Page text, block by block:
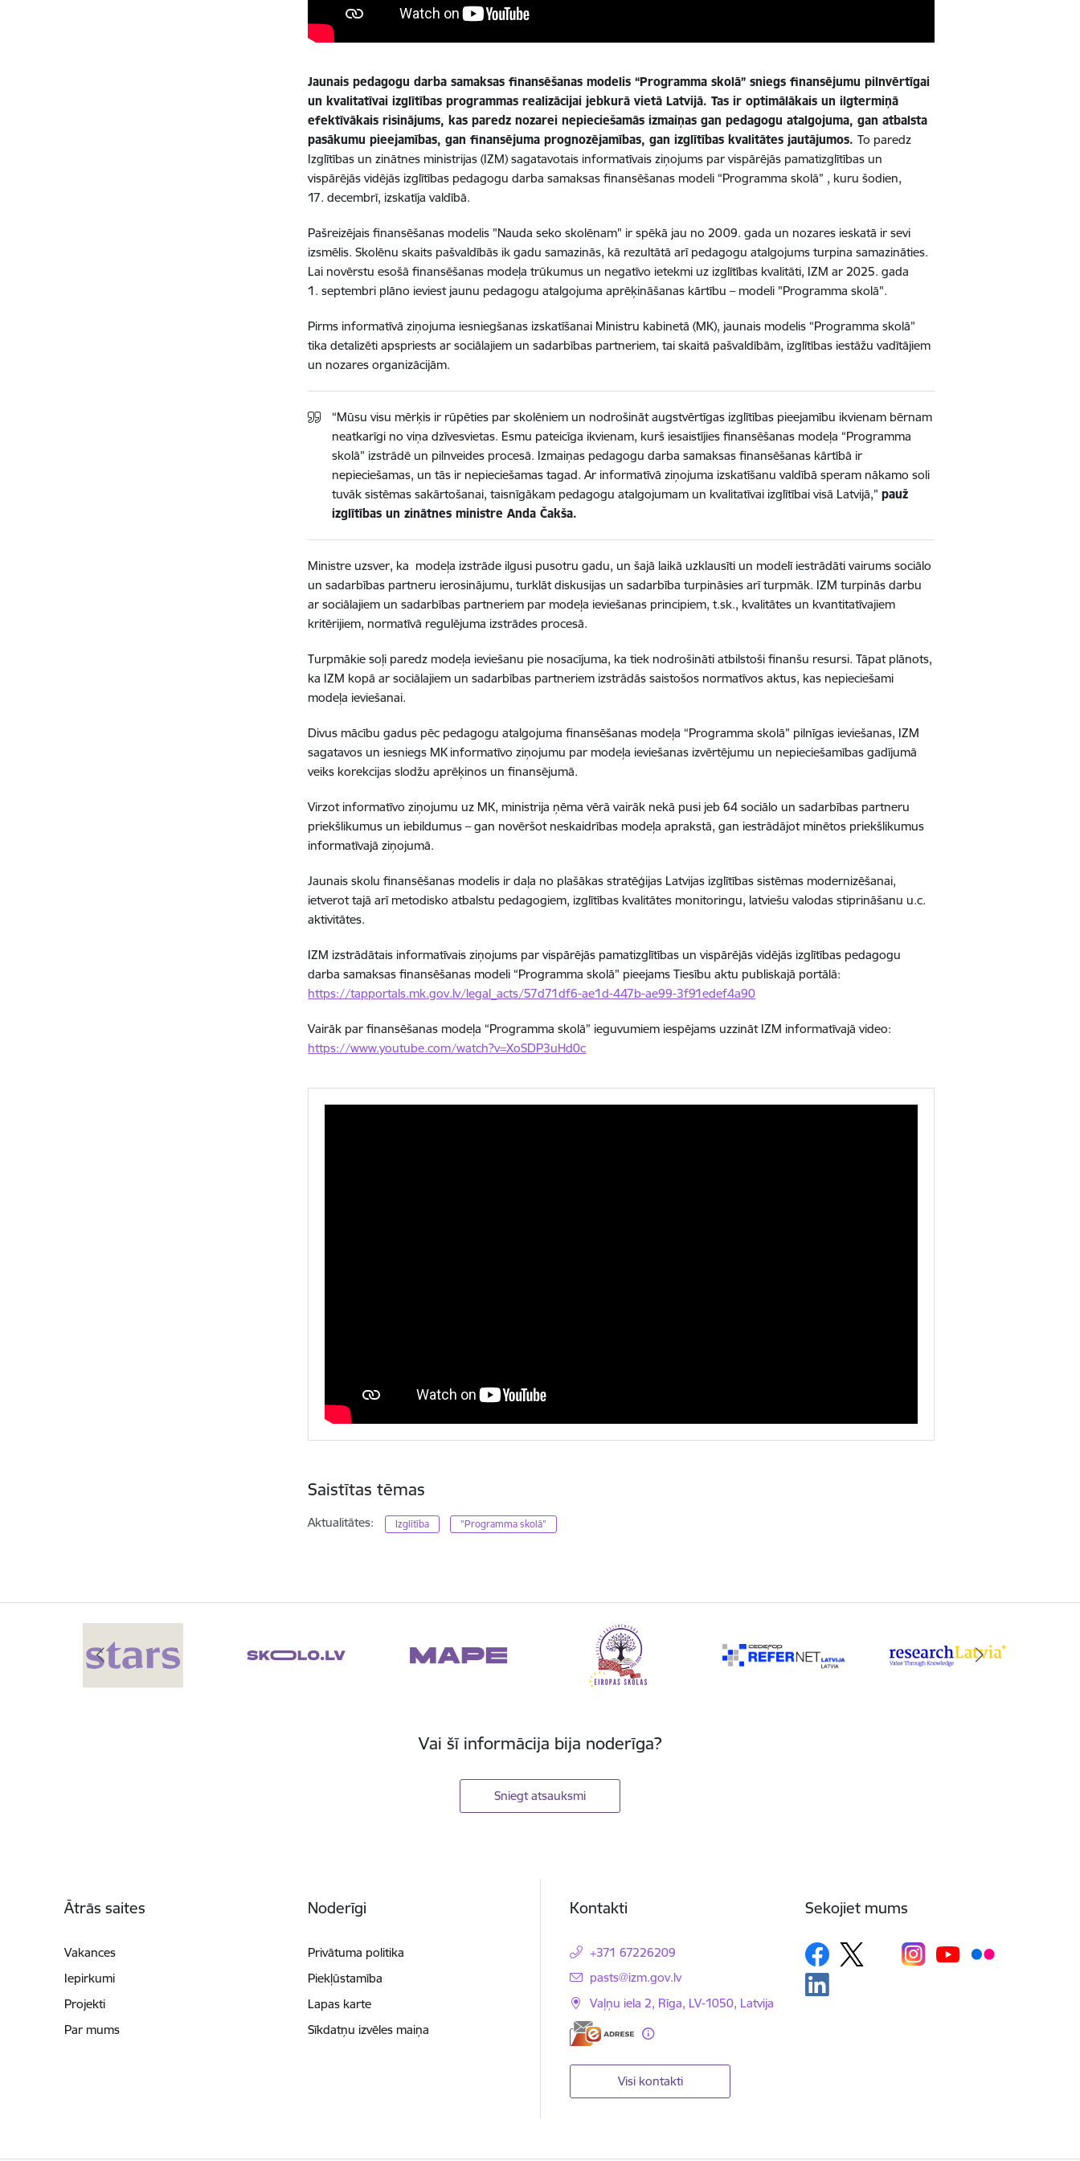
Jaunais pedagogu darba samaksas finansēšanas modelis “Programma skolā” sniegs finansējumu pilnvērtīgai
un kvalitatīvai izglītības programmas realizācijai jebkurā vietā Latvijā. Tas ir optimālākais un ilgtermiņā
efektīvākais risinājums, kas paredz nozarei nepieciešamās izmaiņas gan pedagogu atalgojuma, gan atbalsta
pasākumu pieejamības, gan finansējuma prognozējamības, gan izglītības kvalitātes jautājumos.To paredz
Izglītības un zinātnes ministrijas (IZM) sagatavotais informatīvais ziņojums par vispārējās pamatizglītības un
vispārējās vidējās izglītības pedagogu darba samaksas finansēšanas modeli “Programma skolā” , kuru šodien,
17. decembrī, izskatīja valdībā.
Pašreizējais finansēšanas modelis "Nauda seko skolēnam" ir spēkā jau no 2009. gada un nozares ieskatā ir sevi
izsmēlis. Skolēnu skaits pašvaldībās ik gadu samazinās, kā rezultātā arī pedagogu atalgojums turpina samazināties.
Lai novērstu esošā finansēšanas modeļa trūkumus un negatīvo ietekmi uz izglītības kvalitāti, IZM ar 2025. gada
1. septembri plāno ieviest jaunu pedagogu atalgojuma aprēķināšanas kārtību – modeli "Programma skolā".
Pirms informatīvā ziņojuma iesniegšanas izskatīšanai Ministru kabinetā (MK), jaunais modelis “Programma skolā”
tika detalizēti apspriests ar sociālajiem un sadarbības partneriem, tai skaitā pašvaldībām, izglītības iestāžu vadītājiem
un nozares organizācijām.
“Mūsu visu mērķis ir rūpēties par skolēniem un nodrošināt augstvērtīgas izglītības pieejamību ikvienam bērnam
neatkarīgi no viņa dzīvesvietas. Esmu pateicīga ikvienam, kurš iesaistījies finansēšanas modeļa “Programma
skolā” izstrādē un pilnveides procesā. Izmaiņas pedagogu darba samaksas finansēšanas kārtībā ir
nepieciešamas, un tās ir nepieciešamas tagad. Ar informatīvā ziņojuma izskatīšanu valdībā speram nākamo soli
tuvāk sistēmas sakārtošanai, taisnīgākam pedagogu atalgojumam un kvalitatīvai izglītībai visā Latvijā,”pauž
izglītības un zinātnes ministre Anda Čakša.
Ministre uzsver, ka modeļa izstrāde ilgusi pusotru gadu, un šajā laikā uzklausīti un modelī iestrādāti vairums sociālo
un sadarbības partneru ierosinājumu, turklāt diskusijas un sadarbība turpināsies arī turpmāk. IZM turpinās darbu
ar sociālajiem un sadarbības partneriem par modeļa ieviešanas principiem, t.sk., kvalitātes un kvantitatīvajiem
kritērijiem, normatīvā regulējuma izstrādes procesā.
Turpmākie soļi paredz modeļa ieviešanu pie nosacījuma, ka tiek nodrošināti atbilstoši finanšu resursi. Tāpat plānots,
ka IZM kopā ar sociālajiem un sadarbības partneriem izstrādās saistošos normatīvos aktus, kas nepieciešami
modeļa ieviešanai.
Divus mācību gadus pēc pedagogu atalgojuma finansēšanas modeļa “Programma skolā” pilnīgas ieviešanas, IZM
sagatavos un iesniegs MK informatīvo ziņojumu par modeļa ieviešanas izvērtējumu un nepieciešamības gadījumā
veiks korekcijas slodžu aprēķinos un finansējumā.
Virzot informatīvo ziņojumu uz MK, ministrija ņēma vērā vairāk nekā pusi jeb 64 sociālo un sadarbības partneru
priekšlikumus un iebildumus – gan novēršot neskaidrības modeļa aprakstā, gan iestrādājot minētos priekšlikumus
informatīvajā ziņojumā.
Jaunais skolu finansēšanas modelis ir daļa no plašākas stratēģijas Latvijas izglītības sistēmas modernizēšanai,
ietverot tajā arī metodisko atbalstu pedagogiem, izglītības kvalitātes monitoringu, latviešu valodas stiprināšanu u.c.
aktivitātes.
IZM izstrādātais informatīvais ziņojums par vispārējās pamatizglītības un vispārējās vidējās izglītības pedagogu
darba samaksas finansēšanas modeli “Programma skolā” pieejams Tiesību aktu publiskajā portālā:
https://tapportals.mk.gov.lv/legal_acts/57d71df6-ae1d-447b-ae99-3f91edef4a90
Vairāk par finansēšanas modeļa “Programma skolā” ieguvumiem iespējams uzzināt IZM informatīvajā video:
https://www.youtube.com/watch?v=XoSDP3uHd0c
Saistītas tēmas
Aktualitātes: Izglītība "Programma skolā"
Vai šī informācija bija noderīga?
Sniegt atsauksmi
Ātrās saites
Vakances
Iepirkumi
Projekti
Par mums
Noderīgi
Privātuma politika
Piekļūstamība
Lapas karte
Sīkdatņu izvēles maiņa
Kontakti
+371 67226209
E-pasts:
pasts@izm.gov.lv
Vaļņu iela 2, Rīga, LV-1050, Latvija
Visi kontakti
Sekojiet mums